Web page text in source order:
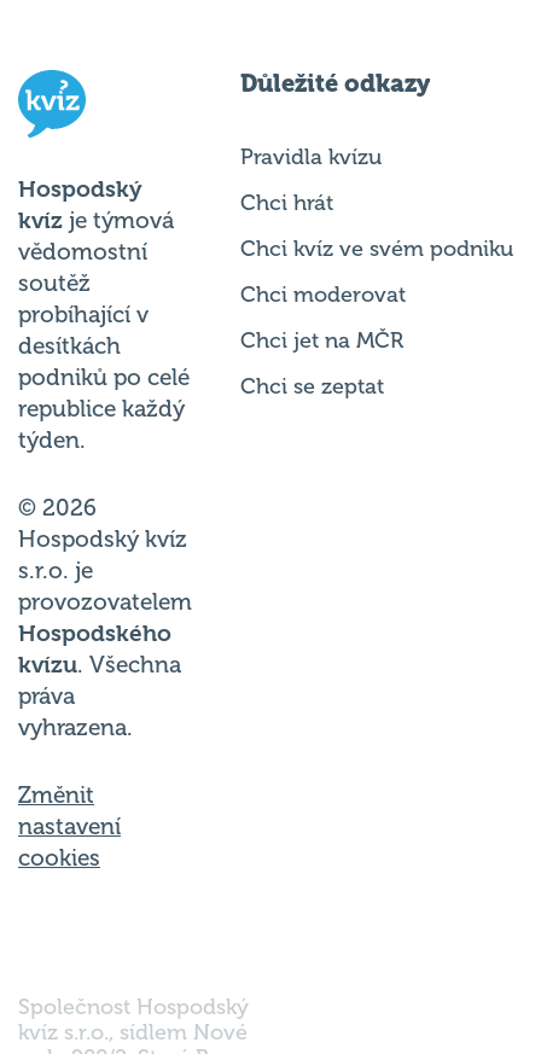
Hospodský
kvíz je týmová
vědomostní
soutěž
probíhající v
desítkách
podniků po celé
republice každý
týden.
© 2026
Hospodský kvíz
s.r.o. je
provozovatelem
Hospodského
kvízu. Všechna
práva
vyhrazena.
Změnit
nastavení
cookies
Důležité odkazy
Pravidla kvízu
Chci hrát
Chci kvíz ve svém podniku
Chci moderovat
Chci jet na MČR
Chci se zeptat
Společnost Hospodský
kvíz s.r.o., sídlem Nové